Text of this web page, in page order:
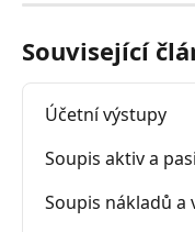
Související
Účetní výstupy
Soupis aktiv a
Soupis nákladů a